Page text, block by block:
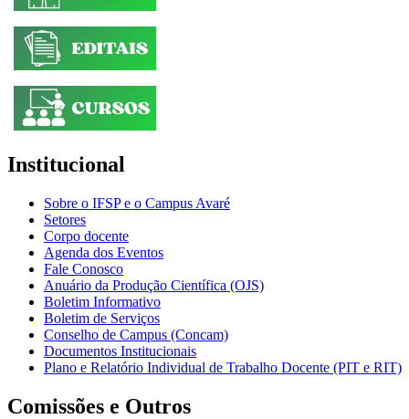
Institucional
Sobre o IFSP e o Campus Avaré
Setores
Corpo docente
Agenda dos Eventos
Fale Conosco
Anuário da Produção Científica (OJS)
Boletim Informativo
Boletim de Serviços
Conselho de Campus (Concam)
Documentos Institucionais
Plano e Relatório Individual de Trabalho Docente (PIT e RIT)
Comissões e Outros